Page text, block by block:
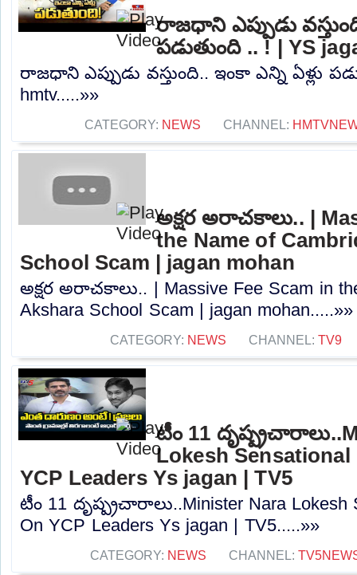
రాజధాని ఎప్పుడు
పడుతుంది .. ! | YS
రాజధాని ఎప్పుడు వస్తుంది.. ఇంకా ఎన్ని ఏళ్లు
hmtv.....»»
CATEGORY: NEWS CHANNEL:
అక్షర అరాచకాలు.. |
the Name of
School Scam | jagan mohan
అక్షర అరాచకాలు.. | Massive Fee Scam in
Akshara School Scam | jagan mohan.....»»
CATEGORY: NEWS CHANNEL: TV9
టీం 11
Lokesh Sensational
YCP Leaders Ys jagan | TV5
టీం 11 దృష్ప్రచారాలు..Minister Nara Lokesh
On YCP Leaders Ys jagan | TV5.....»»
CATEGORY: NEWS CHANNEL: